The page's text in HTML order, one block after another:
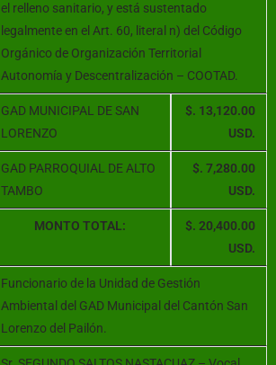
el relleno sanitario, y está sustentado
legalmente en el Art. 60, literal n) del Código
Orgánico de Organización Territorial
Autonomía y Descentralización – COOTAD.
GAD MUNICIPAL DE SAN
LORENZO
$. 13,120.00
USD.
GAD PARROQUIAL DE ALTO
TAMBO
$. 7,280.00
USD.
MONTO TOTAL:
$. 20,400.00
USD.
Funcionario de la Unidad de Gestión
Ambiental del GAD Municipal del Cantón San
Lorenzo del Pailón.